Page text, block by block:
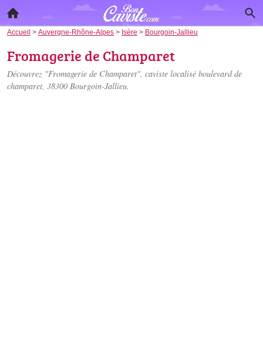
Accueil > Auvergne-Rhône-Alpes > Isère > Bourgoin-Jallieu
Fromagerie de Champaret
Découvrez "Fromagerie de Champaret", caviste localisé boulevard de
champaret, 38300 Bourgoin-Jallieu.